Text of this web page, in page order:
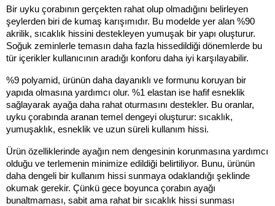
Bir uyku çorabının gerçekten rahat olup olmadığını belirleyen
şeylerden biri de kumaş karışımıdır. Bu modelde yer alan %90
akrilik, sıcaklık hissini destekleyen yumuşak bir yapı oluşturur.
Soğuk zeminlerle temasın daha fazla hissedildiği dönemlerde bu
tür içerikler kullanıcının aradığı konforu daha iyi karşılayabilir.
%9 polyamid, ürünün daha dayanıklı ve formunu koruyan bir
yapıda olmasına yardımcı olur. %1 elastan ise hafif esneklik
sağlayarak ayağa daha rahat oturmasını destekler. Bu oranlar,
uyku çorabında aranan temel dengeyi oluşturur: sıcaklık,
yumuşaklık, esneklik ve uzun süreli kullanım hissi.
Ürün özelliklerinde ayağın nem dengesinin korunmasına yardımcı
olduğu ve terlemenin minimize edildiği belirtiliyor. Bunu, ürünün
daha dengeli bir kullanım hissi sunmaya odaklandığı şeklinde
okumak gerekir. Çünkü gece boyunca çorabın ayağı
bunaltmaması, sabit ama rahat bir sıcaklık hissi sunması